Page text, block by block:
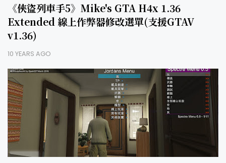
《俠盜列車手5》Mike's GTA H4x 1.36
Extended 線上作弊器修改選單(支援GTAV
v1.36)
10 YEARS AGO